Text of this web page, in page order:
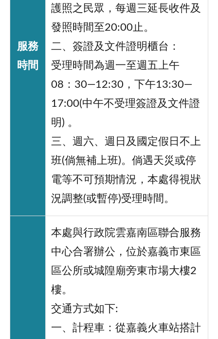
服務
時間
護照之民眾，每週三延長收件及
發照時間至20:00止。
二、簽證及文件證明櫃台：
受理時間為週一至週五上午
08：30—12:30，下午13:30—
17:00(中午不受理簽證及文件證
明) 。
三、週六、週日及國定假日不上
班(倘無補上班)。倘遇天災或停
電等不可預期情況，本處得視狀
況調整(或暫停)受理時間。
本處與行政院雲嘉南區聯合服務
中心合署辦公，位於嘉義市東區
區公所或城隍廟旁東市場大樓2
樓。
交通方式如下:
一、計程車：從嘉義火車站搭計